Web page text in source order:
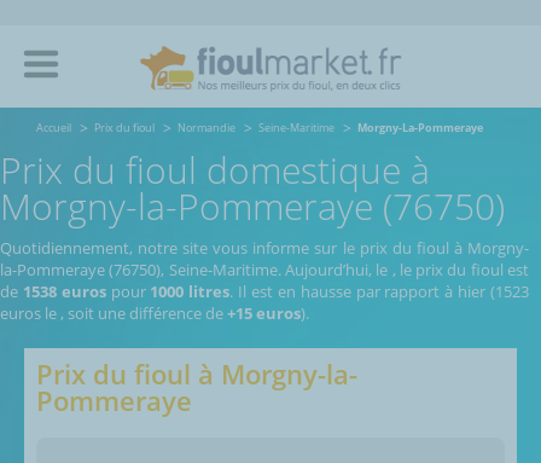
Accueil Prix du fioul Normandie Seine-Maritime Morgny-La-Pommeraye
Prix du fioul domestique à
Morgny-la-Pommeraye (76750)
Quotidiennement, notre site vous informe sur le prix du fioul à Morgny-
la-Pommeraye (76750), Seine-Maritime.Aujourd’hui, le , le prix du fioul est
de 1538 eurospour 1000 litres. Il est en hausse par rapport à hier (1523
euros le , soit une différence de+15 euros).
Prix du fioul à Morgny-la-
Pommeraye